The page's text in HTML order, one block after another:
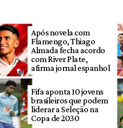
Após novela com
Flamengo, Thiago
Almada fecha acordo
com River Plate,
afirma jornal espanhol
Fifa aponta 10 jovens
brasileiros que podem
liderar a Seleção na
Copa de 2030